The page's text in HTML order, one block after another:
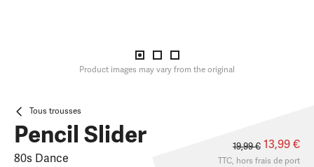
Product images may vary from the original
Tous trousses
Pencil Slider
80s Dance
19,99 € 13,99 €
TTC, hors frais de port